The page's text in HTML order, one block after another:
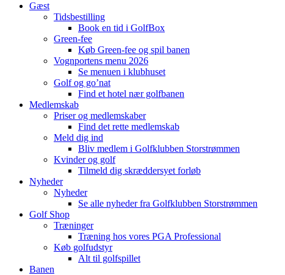
Gæst
Tidsbestilling
Book en tid i GolfBox
Green-fee
Køb Green-fee og spil banen
Vognportens menu 2026
Se menuen i klubhuset
Golf og go’nat
Find et hotel nær golfbanen
Medlemskab
Priser og medlemskaber
Find det rette medlemskab
Meld dig ind
Bliv medlem i Golfklubben Storstrømmen
Kvinder og golf
Tilmeld dig skræddersyet forløb
Nyheder
Nyheder
Se alle nyheder fra Golfklubben Storstrømmen
Golf Shop
Træninger
Træning hos vores PGA Professional
Køb golfudstyr
Alt til golfspillet
Banen